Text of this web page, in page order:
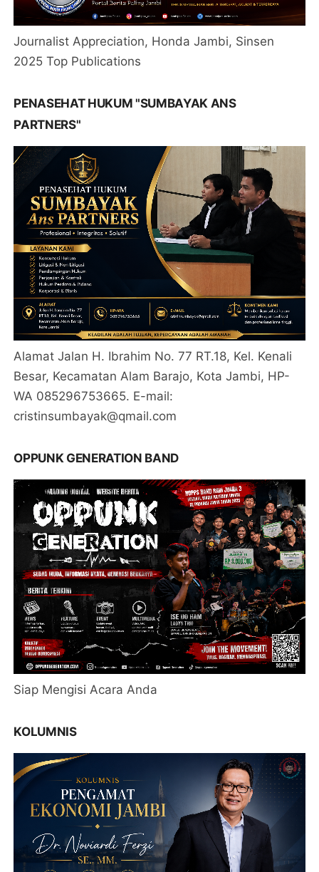
Journalist Appreciation, Honda Jambi, Sinsen
2025 Top Publications
PENASEHAT HUKUM "SUMBAYAK ANS
PARTNERS"
Alamat Jalan H. Ibrahim No. 77 RT.18, Kel. Kenali
Besar, Kecamatan Alam Barajo, Kota Jambi, HP-
WA 085296753665. E-mail:
cristinsumbayak@qmail.com
OPPUNK GENERATION BAND
Siap Mengisi Acara Anda
KOLUMNIS